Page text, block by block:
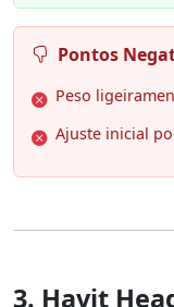
Pontos
Peso
Ajuste inicial
3. Havit